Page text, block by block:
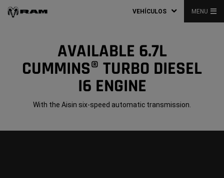
VEHÍCULOS MENU
AVAILABLE 6.7L
CUMMINS® TURBO DIESEL
I6 ENGINE
With the Aisin six-speed automatic transmission.